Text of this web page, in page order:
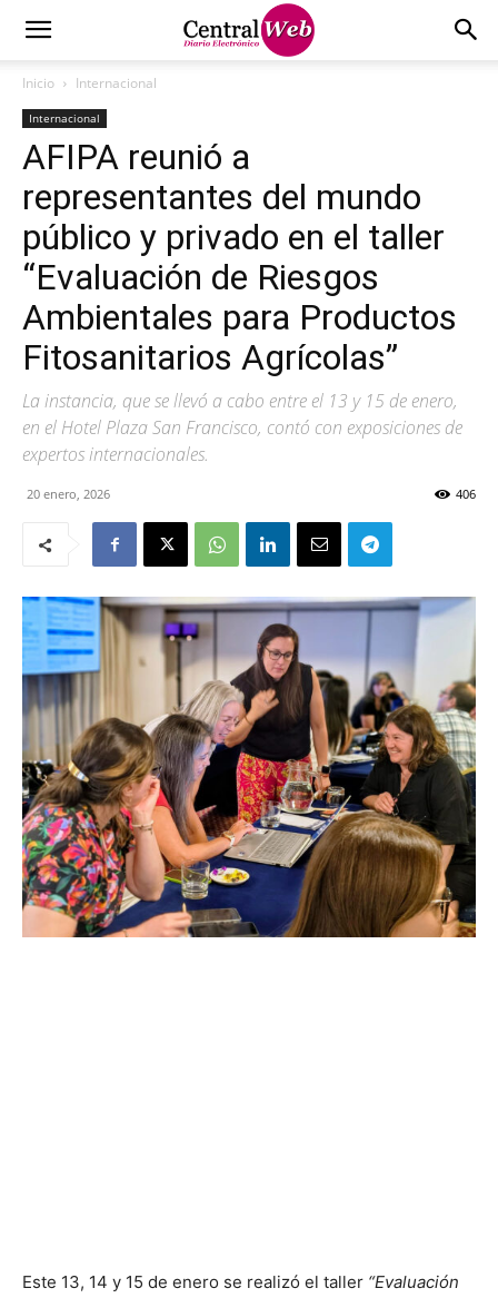
Inicio Internacional
Internacional
AFIPA reunió a
representantes del mundo
público y privado en el taller
“Evaluación de Riesgos
Ambientales para Productos
Fitosanitarios Agrícolas”
La instancia, que se llevó a cabo entre el 13 y 15 de enero,
en el Hotel Plaza San Francisco, contó con exposiciones de
expertos internacionales.
20 enero, 2026 406
Este 13, 14 y 15 de enero se realizó el taller “Evaluación